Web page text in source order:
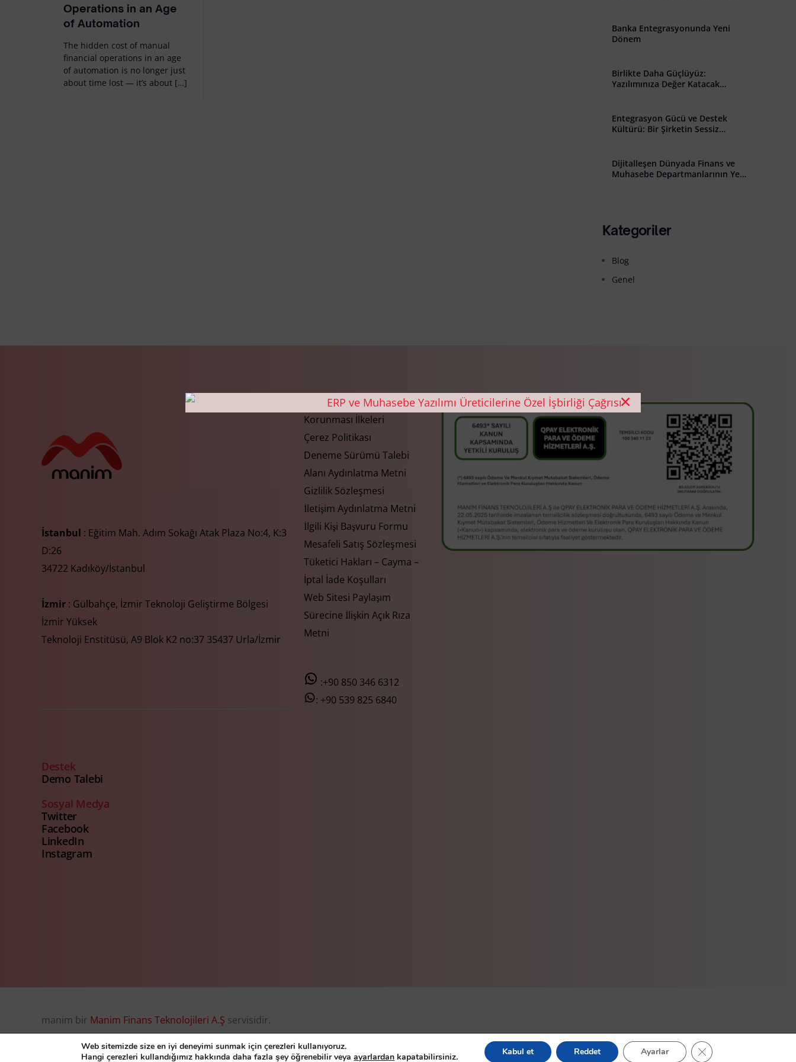
Operations in an Age
of Automation
The hidden cost of manual
financial operations in an age
of automation is no longer just
about time lost — it’s about […]
Banka Entegrasyonunda Yeni
Dönem
Birlikte Daha Güçlüyüz:
Yazılımınıza Değer Katacak
Entegrasyon Gücü ve Destek
Kültürü: Bir Şirketin Sessiz
Dijitalleşen Dünyada Finans ve
Muhasebe Departmanlarının Yeni
Kategoriler
Blog
Genel
İstanbul : Eğitim Mah. Adım Sokağı Atak Plaza No:4, K:3
D:26
34722 Kadıköy/İstanbul
İzmir : Gülbahçe, İzmir Teknoloji Geliştirme Bölgesi
İzmir Yüksek
Teknoloji Enstitüsü, A9 Blok K2 no:37 35437 Urla/İzmir
Destek
Demo Talebi
Sosyal Medya
Twitter
Facebook
LinkedIn
Instagram
Gizlilik ve Kişisel Verilerin
Korunması İlkeleri
Çerez Politikası
Deneme Sürümü Talebi
Alanı Aydınlatma Metni
Gizlilik Sözleşmesi
İletişim Aydınlatma Metni
İlgili Kişi Başvuru Formu
Mesafeli Satış Sözleşmesi
Tüketici Hakları – Cayma –
İptal İade Koşulları
Web Sitesi Paylaşım
Sürecine İlişkin Açık Rıza
Metni
:+90 850 346 6312
: +90 539 825 6840
manim bir Manim Finans Teknolojileri A.Ş servisidir.
© Manim Finans Teknolojileri A.Ş. 2026, all right reserved
Web sitemizde size en iyi deneyimi sunmak için çerezleri kullanıyoruz.
Hangi çerezleri kullandığımız hakkında daha fazla şey öğrenebilir veyaayarlardan kapatabilirsiniz. Kabul et Reddet Ayarlar GDPR çerez şeridini